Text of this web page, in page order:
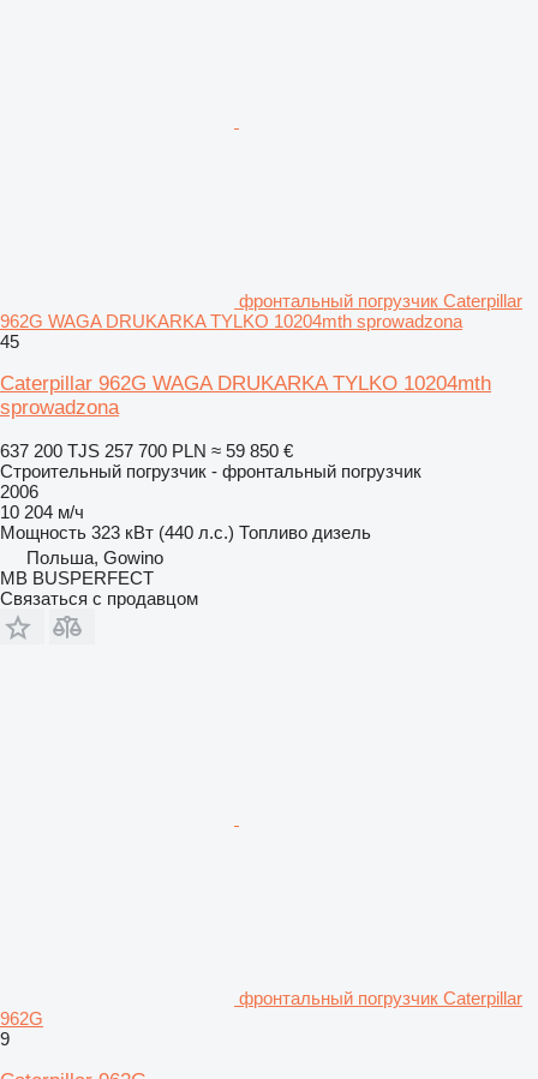
фронтальный погрузчик Caterpillar
962G WAGA DRUKARKA TYLKO 10204mth sprowadzona
45
Caterpillar 962G WAGA DRUKARKA TYLKO 10204mth
sprowadzona
637 200 TJS 257 700 PLN ≈ 59 850 €
Строительный погрузчик - фронтальный погрузчик
2006
10 204 м/ч
Мощность 323 кВт (440 л.с.) Топливо дизель
Польша, Gowino
MB BUSPERFECT
Связаться с продавцом
фронтальный погрузчик Caterpillar
962G
9